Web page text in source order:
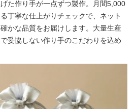
た作り手が一点ずつ製作。月間5,000
丁寧な仕上がりチェックで、ネット
かな品質をお届けします。大量生産
妥協しない作り手のこだわりを込め